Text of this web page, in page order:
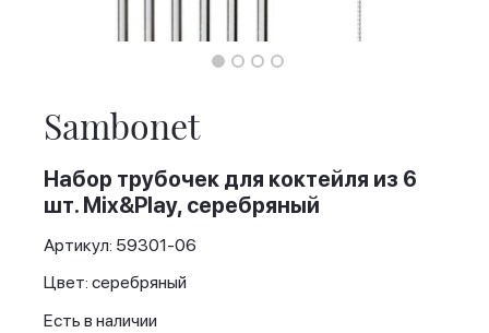
beginning
of
the
images
gallery
Sambonet
Набор трубочек для коктейля из 6
шт. Mix&Play, серебряный
Артикул: 59301-06
Цвет: серебряный
Есть в наличии